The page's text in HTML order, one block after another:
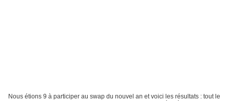
Nous étions 9 à participer au swap du nouvel an et voici les résultats : tout le